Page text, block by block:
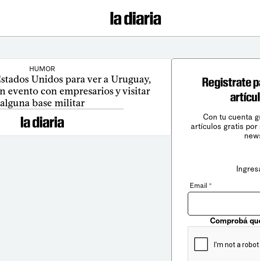
HUMOR
Unidos para ver a Uruguay,
evento con empresarios y visitar
alguna base militar
Registrate
Con tu cuenta
artículos gratis por
Email *
Comprobá